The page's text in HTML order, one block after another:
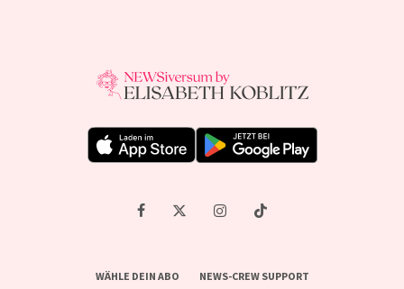
WÄHLE DEIN ABO NEWS-CREW SUPPORT